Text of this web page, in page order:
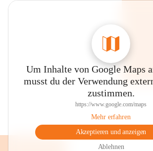
Um Inhalte von Google Maps
musst du der Verwendung
zustimmen.
https://www.google.com/maps
Mehr erfahren
Akzeptieren und anzeigen
Ablehnen